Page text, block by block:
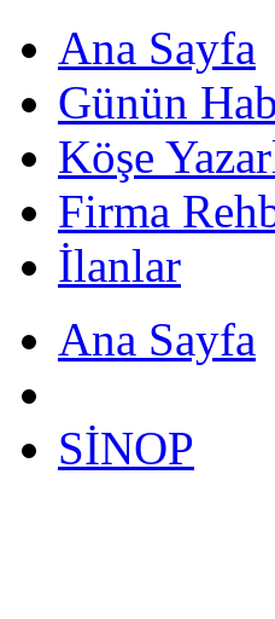
Ana Sayfa
Günün
Köşe
Firma
İlanlar
Ana Sayfa
SİNOP